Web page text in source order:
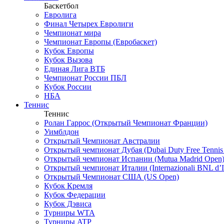
Баскетбол
Евролига
Финал Четырех Евролиги
Чемпионат мира
Чемпионат Европы (Евробаскет)
Кубок Европы
Кубок Вызова
Единая Лига ВТБ
Чемпионат России ПБЛ
Кубок России
НБА
Теннис
Теннис
Ролан Гаррос (Открытый Чемпионат Франции)
Уимблдон
Открытый Чемпионат Австралии
Открытый чемпионат Дубая (Dubai Duty Free Tennis
Открытый чемпионат Испании (Mutua Madrid Open)
Открытый чемпионат Италии (Internazionali BNL
Открытый Чемпионат США (US Open)
Кубок Кремля
Кубок Федерации
Кубок Дэвиса
Турниры WTA
Турниры ATP